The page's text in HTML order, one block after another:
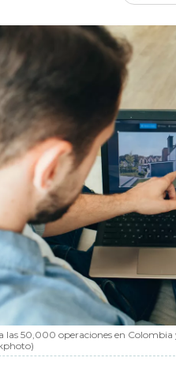
las 50,000 operaciones en Colombia